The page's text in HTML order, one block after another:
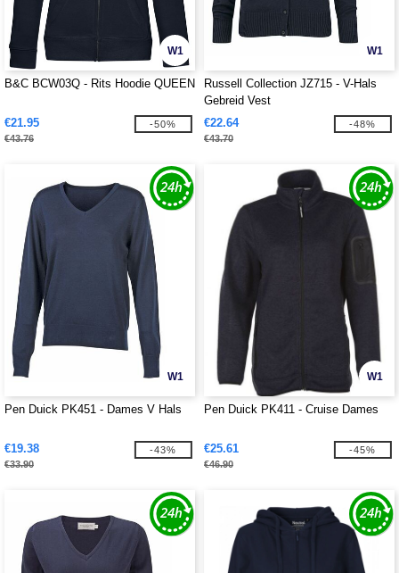
W1
B&C BCW03Q - Rits Hoodie QUEEN
€21.95
€43.76
-50%
W1
Russell Collection JZ715 - V-Hals
Gebreid Vest
€22.64
€43.70
-48%
W1
Pen Duick PK451 - Dames V Hals
€19.38
€33.90
-43%
W1
Pen Duick PK411 - Cruise Dames
€25.61
€46.90
-45%